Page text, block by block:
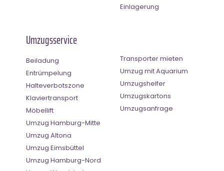
Einlagerung
Umzugsservice
Beiladung
Entrümpelung
Halteverbotszone
Klaviertransport
Möbellift
Umzug Hamburg-Mitte
Umzug Altona
Umzug Eimsbüttel
Umzug Hamburg-Nord
Transporter mieten
Umzug mit Aquarium
Umzugshelfer
Umzugskartons
Umzugsanfrage